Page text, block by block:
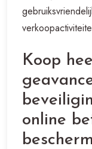
Koop
online